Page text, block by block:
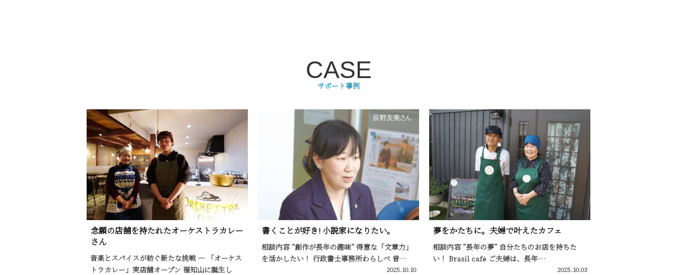
CASE
サポート事例
念願の店舗を持たれたオーケストラカレー
さん
音楽とスパイスが紡ぐ新たな挑戦 — 「オーケス
トラカレー」実店舗オープン 福知山に誕生し
書くことが好き! 小説家になりたい。
相談内容 ”創作が長年の趣味” 得意な「文章力」
を活かしたい！ 行政書士事務所わらしべ 昔…
2025.10.10
夢をかたちに。夫婦で叶えたカフェ
相談内容 ”長年の夢” 自分たちのお店を持ちた
い！ Brasil cafė ご夫婦は、長年…
2025.10.03